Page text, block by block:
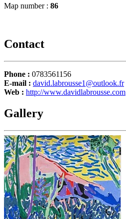
Map number : 86
Contact
Phone : 0783561156
E-mail : david.labrousse1@outlook.fr
Web : http://www.davidlabrousse.com
Gallery